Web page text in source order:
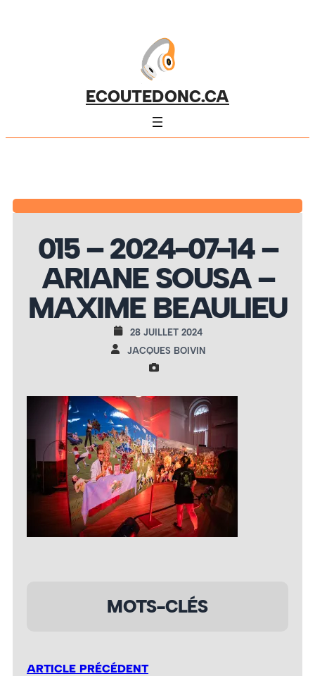
ECOUTEDONC.CA
015 – 2024-07-14 –
ARIANE SOUSA –
MAXIME BEAULIEU
28 JUILLET 2024
JACQUES BOIVIN
MOTS-CLÉS
ARTICLE PRÉCÉDENT